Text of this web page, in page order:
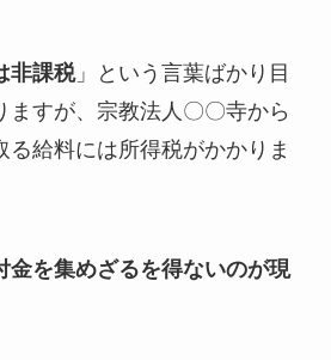
非課税」という言葉ばかり目
ますが、宗教法人〇〇寺から
る給料には所得税がかかりま
金を集めざるを得ないのが現